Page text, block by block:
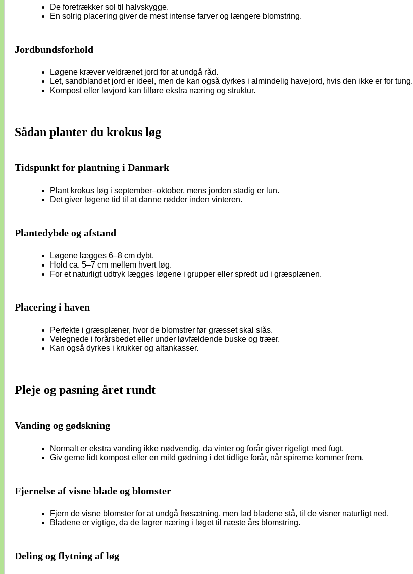
De foretrækker sol til halvskygge.
En solrig placering giver de mest intense farver og længere blomstring.
Jordbundsforhold
Løgene kræver veldrænet jord for at undgå råd.
Let, sandblandet jord er ideel, men de kan også dyrkes i almindelig havejord, hvis den ikke er for tung.
Kompost eller løvjord kan tilføre ekstra næring og struktur.
Sådan planter du krokus løg
Tidspunkt for plantning i Danmark
Plant krokus løg i september–oktober, mens jorden stadig er lun.
Det giver løgene tid til at danne rødder inden vinteren.
Plantedybde og afstand
Løgene lægges 6–8 cm dybt.
Hold ca. 5–7 cm mellem hvert løg.
For et naturligt udtryk lægges løgene i grupper eller spredt ud i græsplænen.
Placering i haven
Perfekte i græsplæner, hvor de blomstrer før græsset skal slås.
Velegnede i forårsbedet eller under løvfældende buske og træer.
Kan også dyrkes i krukker og altankasser.
Pleje og pasning året rundt
Vanding og gødskning
Normalt er ekstra vanding ikke nødvendig, da vinter og forår giver rigeligt med fugt.
Giv gerne lidt kompost eller en mild gødning i det tidlige forår, når spirerne kommer frem.
Fjernelse af visne blade og blomster
Fjern de visne blomster for at undgå frøsætning, men lad bladene stå, til de visner naturligt ned.
Bladene er vigtige, da de lagrer næring i løget til næste års blomstring.
Deling og flytning af løg